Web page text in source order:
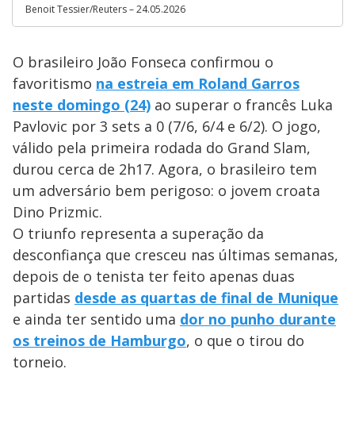
Benoit Tessier/Reuters – 24.05.2026
O brasileiro João Fonseca confirmou o
favoritismo na estreia em Roland Garros
neste domingo (24) ao superar o francês Luka
Pavlovic por 3 sets a 0 (7/6, 6/4 e 6/2). O jogo,
válido pela primeira rodada do Grand Slam,
durou cerca de 2h17. Agora, o brasileiro tem
um adversário bem perigoso: o jovem croata
Dino Prizmic.
O triunfo representa a superação da
desconfiança que cresceu nas últimas semanas,
depois de o tenista ter feito apenas duas
partidas desde as quartas de final de Munique
e ainda ter sentido uma dor no punho durante
os treinos de Hamburgo, o que o tirou do
torneio.